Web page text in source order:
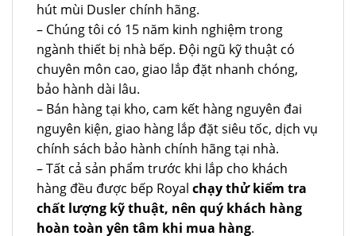
hút mùi Dusler chính hãng.
– Chúng tôi có 15 năm kinh nghiệm trong
ngành thiết bị nhà bếp. Đội ngũ kỹ thuật có
chuyên môn cao, giao lắp đặt nhanh chóng,
bảo hành dài lâu.
– Bán hàng tại kho, cam kết hàng nguyên đai
nguyên kiện, giao hàng lắp đặt siêu tốc, dịch vụ
chính sách bảo hành chính hãng tại nhà.
– Tất cả sản phẩm trước khi lắp cho khách
hàng đều được bếp Royal chạy thử kiểm tra
chất lượng kỹ thuật, nên quý khách hàng
hoàn toàn yên tâm khi mua hàng.